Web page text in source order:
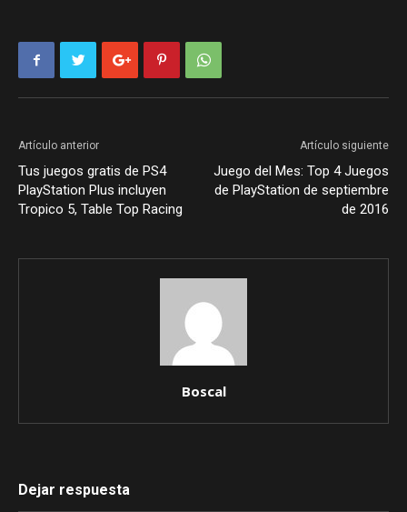
Artículo anterior
Tus juegos gratis de PS4
PlayStation Plus incluyen
Tropico 5, Table Top Racing
Artículo siguiente
Juego del Mes: Top 4 Juegos
de PlayStation de septiembre
de 2016
Boscal
Dejar respuesta